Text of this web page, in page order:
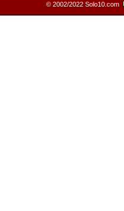
© 2002/2022 Solo10.com